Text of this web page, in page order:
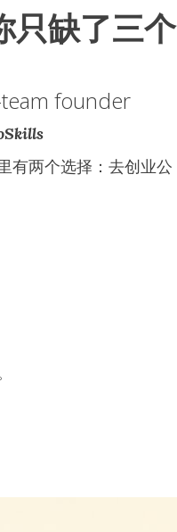
只缺了三个
founder
有两个选择：去创业公